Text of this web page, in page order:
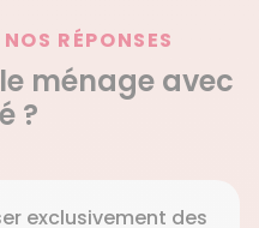
RÉPONSES
ménage avec
?
exclusivement des